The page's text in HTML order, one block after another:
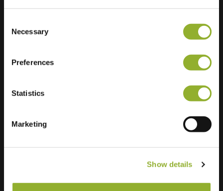
Selection
Necessary
Preferences
Statistics
Marketing
Show details